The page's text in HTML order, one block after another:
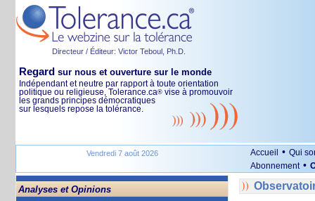
Directeur / Éditeur: Victor Teboul, Ph.D.
Regard sur nous et ouverture sur le monde
Indépendant et neutre par rapport à toute orientation
politique ou religieuse, Tolerance.ca® vise à promouvoir
les grands principes démocratiques
sur lesquels repose la tolérance.
Vendredi 7 août 2026 Accueil • Qui
Abonnement •
Analyses et Opinions